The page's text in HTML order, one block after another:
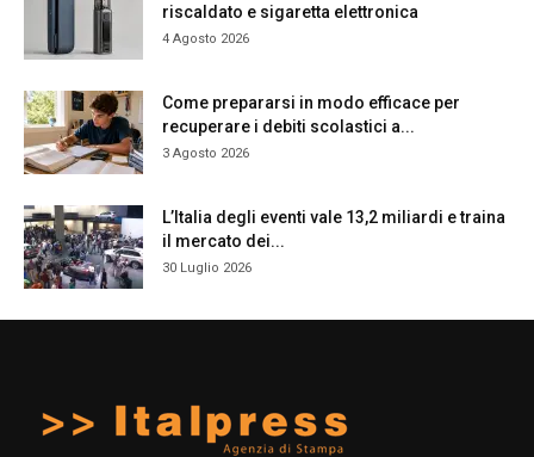
riscaldato e sigaretta elettronica
4 Agosto 2026
Come prepararsi in modo efficace per
recuperare i debiti scolastici a...
3 Agosto 2026
L’Italia degli eventi vale 13,2 miliardi e traina
il mercato dei...
30 Luglio 2026